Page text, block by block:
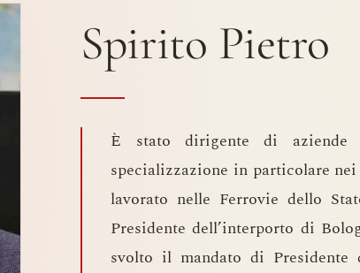
Spirito Pietro
È stato dirigente di
specializzazione in particolare
lavorato nelle Ferrovie dello
Presidente dell’interporto di
svolto il mandato di